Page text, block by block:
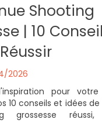
Shooting
| 10
2026
pour
10 conseils et idées
grossesse